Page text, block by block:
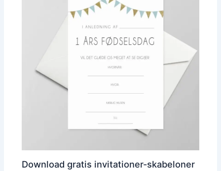
Download gratis invitationer-skabeloner